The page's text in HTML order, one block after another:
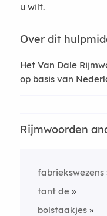
u wilt.
Over dit
Het Van Dale
op basis van
Rijmwoorden
fabriekswezens
tant de
bolstaakjes